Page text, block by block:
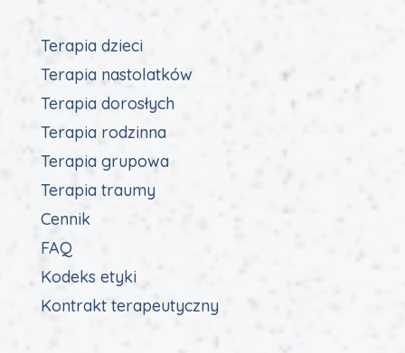
Terapia dzieci
Terapia nastolatków
Terapia dorosłych
Terapia rodzinna
Terapia grupowa
Terapia traumy
Cennik
FAQ
Kodeks etyki
Kontrakt terapeutyczny